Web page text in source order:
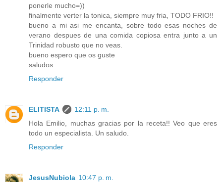
ponerle mucho=))
finalmente verter la tonica, siempre muy fria, TODO FRIO!!
bueno a mi asi me encanta, sobre todo esas noches de
verano despues de una comida copiosa entra junto a un
Trinidad robusto que no veas.
bueno espero que os guste
saludos
Responder
ELITISTA
12:11 p. m.
Hola Emilio, muchas gracias por la receta!! Veo que eres
todo un especialista. Un saludo.
Responder
JesusNubiola 10:47 p. m.